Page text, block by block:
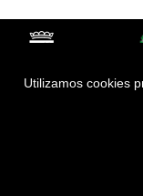
Utilizamos cookies